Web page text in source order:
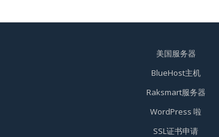
美国服务器
BlueHost主机
Raksmart服务器
WordPress 啦
SSL证书申请